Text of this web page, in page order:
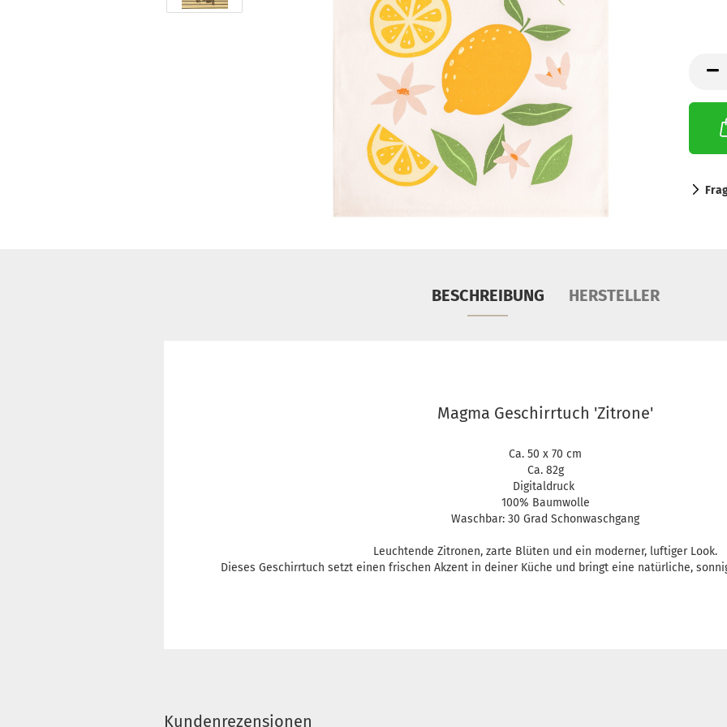
BESCHREIBUNG HERSTELLER
Magma Geschirrtuch 'Zitrone'
Ca. 50 x 70 cm
Ca. 82g
Digitaldruck
100% Baumwolle
Waschbar: 30 Grad Schonwaschgang
Leuchtende Zitronen, zarte Blüten und ein moderner, luftiger Look.
Dieses Geschirrtuch setzt einen frischen Akzent in deiner Küche und bringt eine natürliche,
Kundenrezensionen